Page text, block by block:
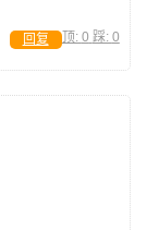
顶: 0 踩: 0
回复